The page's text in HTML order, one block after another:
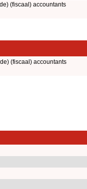
(fiscaal) accountants
(fiscaal) accountants